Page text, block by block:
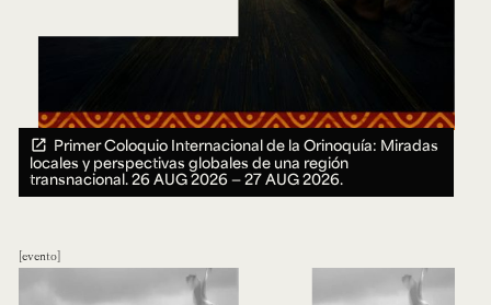
Primer Coloquio Internacional de la Orinoquía: Miradas
locales y perspectivas globales de una región
transnacional.26 AUG 2026 ― 27 AUG 2026.
evento